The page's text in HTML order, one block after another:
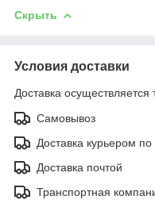
Скрыть
Условия доставки
Доставка осуществляется
Самовывоз
Доставка курьером
Доставка почтой
Транспортная